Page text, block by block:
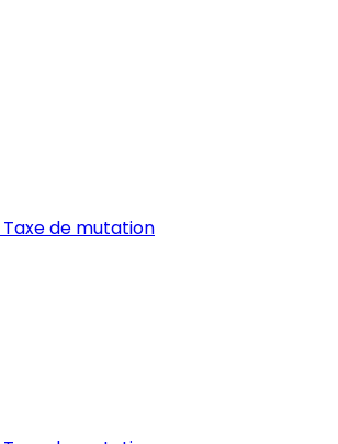
Taxe de mutation